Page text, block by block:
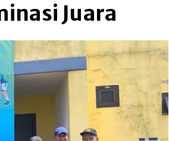
Juara